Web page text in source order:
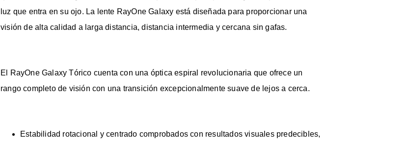
luz que entra en su ojo. La lente RayOne Galaxy está diseñada para proporcionar una
visión de alta calidad a larga distancia, distancia intermedia y cercana sin gafas.
El RayOne Galaxy Tórico cuenta con una óptica espiral revolucionaria que ofrece un
rango completo de visión con una transición excepcionalmente suave de lejos a cerca.
Estabilidad rotacional y centrado comprobados con resultados visuales predecibles,